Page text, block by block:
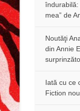
îndurabilă:
mea” de
Noutăţi
din Annie
Iată cu ce
Fiction